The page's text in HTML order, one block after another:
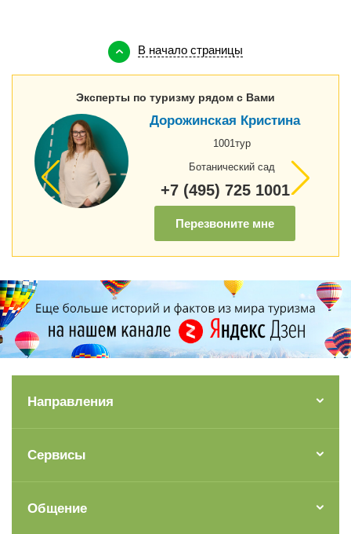
В начало страницы
Эксперты по туризму рядом с Вами
Дорожинская Кристина
1001тур
Ботанический сад
+7 (495) 725 1001
Перезвоните мне
Направления
Сервисы
Общение